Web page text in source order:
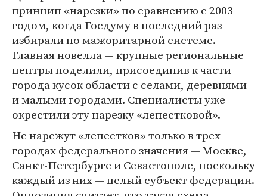
принцип «нарезки» по сравнению с 2003
годом, когда Госдуму в последний раз
избирали по мажоритарной системе.
Главная новелла — крупные региональные
центры поделили, присоединив к части
города кусок области с селами, деревнями
и малыми городами. Специалисты уже
окрестили эту нарезку «лепестковой».
Не нарежут «лепестков» только в трех
городах федерального значения — Москве,
Санкт-Петербурге и Севастополе, поскольку
каждый из них — целый субъект федерации.